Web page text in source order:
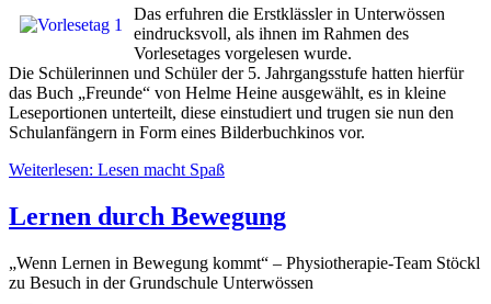
Das erfuhren die Erstklässler in Unterwössen
eindrucksvoll, als ihnen im Rahmen des
Vorlesetages vorgelesen wurde.
Die Schülerinnen und Schüler der 5. Jahrgangsstufe hatten hierfür
das Buch „Freunde“ von Helme Heine ausgewählt, es in kleine
Leseportionen unterteilt, diese einstudiert und trugen sie nun den
Schulanfängern in Form eines Bilderbuchkinos vor.
Weiterlesen: Lesen macht Spaß
Lernen durch Bewegung
„Wenn Lernen in Bewegung kommt“ – Physiotherapie-Team Stöckl
zu Besuch in der Grundschule Unterwössen